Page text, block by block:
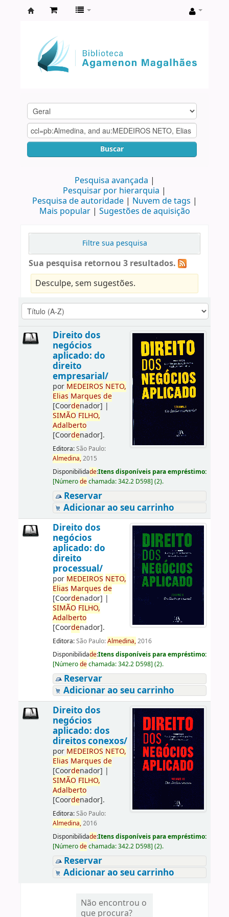
Agamenon
Magalhães
Buscar
Pesquisa avançada
Pesquisar por hierarquia
Pesquisa de autoridade
Nuvem de tags
Mais popular
Sugestões de aquisição
Filtre sua pesquisa
Sua pesquisa retornou 3 resultados.
Desculpe, sem sugestões.
Direito dos
negócios
aplicado: do
direito
empresarial/
por MEDEIROS NETO,
Elias Marques de
[Coordenador] |
SIMÃO FILHO,
Adalberto
[Coordenador].
Editora:São Paulo:
Almedina,2015
Disponibilidade:Itens disponíveis para empréstimo:
[Númerodechamada:342.2 D598] (2).
Reservar
Adicionar ao seu carrinho
Direito dos
negócios
aplicado: do
direito
processual/
por MEDEIROS NETO,
Elias Marques de
[Coordenador] |
SIMÃO FILHO,
Adalberto
[Coordenador].
Editora:São Paulo:Almedina,2016
Disponibilidade:Itens disponíveis para empréstimo:
[Númerodechamada:342.2 D598] (2).
Reservar
Adicionar ao seu carrinho
Direito dos
negócios
aplicado: dos
direitos conexos/
por MEDEIROS NETO,
Elias Marques de
[Coordenador] |
SIMÃO FILHO,
Adalberto
[Coordenador].
Editora:São Paulo:
Almedina,2016
Disponibilidade:Itens disponíveis para empréstimo:
[Númerodechamada:342.2 D598] (2).
Reservar
Adicionar ao seu carrinho
Não encontrou o
que procura?